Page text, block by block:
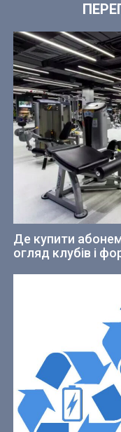
Де купити
огляд клубів і